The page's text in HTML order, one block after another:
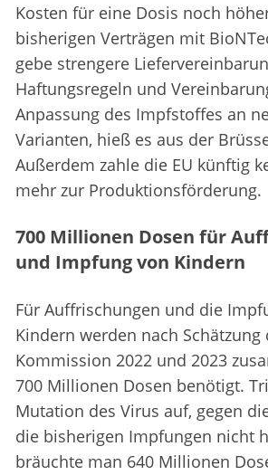
Kosten für eine Dosis noch
bisherigen Verträgen mit
gebe strengere
Haftungsregeln und
Anpassung des Impfstoffes an
Varianten, hieß es aus der
Außerdem zahle die EU künftig
mehr zur Produktionsförderung.
700 Millionen Dosen für
und Impfung von Kindern
Für Auffrischungen und die
Kindern werden nach Schätzung
Kommission 2022 und 2023
700 Millionen Dosen benötigt.
Mutation des Virus auf, gegen
die bisherigen Impfungen nicht
bräuchte man 640 Millionen